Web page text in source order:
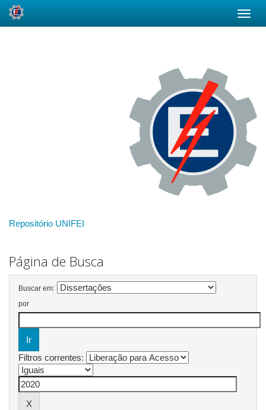
Repositório UNIFEI
Página de Busca
Buscar em:
por
Filtros correntes: